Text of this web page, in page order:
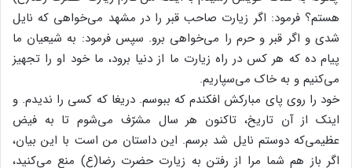
هستم؟ فرمود: اگر زیارت صاحب قبر را در مشهد می‌خواهی که نایل
شدی و اگر قبر و حرم را می‌خواهی برو. سپس فرمود: به شیعیان ما
پیام ده که هر کس در راه زیارت ما از دنیا برود، ما خود او را تجهیز
می‌کنیم و به خاک می‌سپاریم.
خود را روی پای مبارکش افکندم که ببوسم. دریغا که کسی را ندیدم. و
اینک از آن تاریخ، تاکنون هر سال مشرّف می‌شوم تا به فیض
عظیمی‌که دوستم نایل شد برسم. این داستان من است با این بیان،
اگر باز هم شما مرا از رفتن به زیارت حضرت رضا(ع) منع می‌کنید،